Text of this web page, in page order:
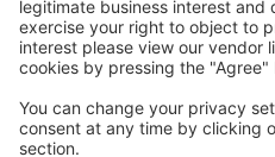
Attraktive Preise und
Benutzer.
Wählen Sie aus über 1,3
Hütten, Apartments und